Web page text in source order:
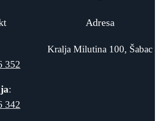
352
:
342
Adresa
Kralja Milutina 100, Šabac